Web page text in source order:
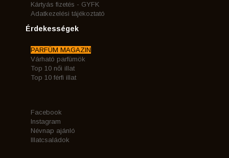
Kártyás fizetés - GYFK
Adatkezelési tájékoztató
Érdekességek
PARFÜM MAGAZIN
Várható parfümök
Top 10 női illat
Top 10 férfi illat
Facebook
Instagram
Névnap ajánló
Illatcsaládok